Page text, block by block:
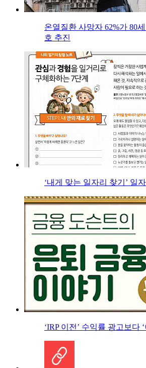
온열질환 사망자 62%가 80
호 추진
‘내게 맞는 일자리 찾기’ 일
‘IRP 이전’ 수익률 광고보다